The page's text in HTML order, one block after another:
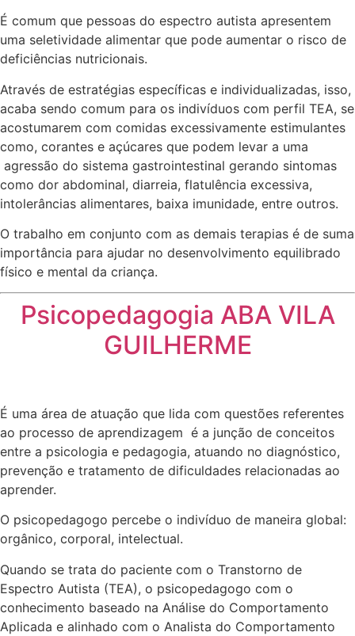
É comum que pessoas do espectro autista apresentem
uma seletividade alimentar que pode aumentar o risco de
deficiências nutricionais.
Através de estratégias específicas e individualizadas, isso,
acaba sendo comum para os indivíduos com perfil TEA, se
acostumarem com comidas excessivamente estimulantes
como, corantes e açúcares que podem levar a uma
agressão do sistema gastrointestinal gerando sintomas
como dor abdominal, diarreia, flatulência excessiva,
intolerâncias alimentares, baixa imunidade, entre outros.
O trabalho em conjunto com as demais terapias é de suma
importância para ajudar no desenvolvimento equilibrado
físico e mental da criança.
Psicopedagogia ABA VILA
GUILHERME
É uma área de atuação que lida com questões referentes
ao processo de aprendizagem é a junção de conceitos
entre a psicologia e pedagogia, atuando no diagnóstico,
prevenção e tratamento de dificuldades relacionadas ao
aprender.
O psicopedagogo percebe o indivíduo de maneira global:
orgânico, corporal, intelectual.
Quando se trata do paciente com o Transtorno de
Espectro Autista (TEA), o psicopedagogo com o
conhecimento baseado na Análise do Comportamento
Aplicada e alinhado com o Analista do Comportamento